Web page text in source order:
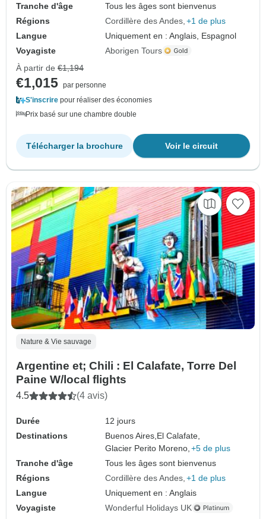
Tranche d'âge
Tous les âges sont bienvenus
Régions
Cordillère des Andes +1 de plus
Langue
Uniquement en : Anglais, Espagnol
Voyagiste
Aborigen Tours
À partir de €1,194
€1,015 par personne
S'inscrire pour réaliser des économies
Prix basé sur une chambre double
Voir le circuit
Télécharger la brochure
Nature & Vie sauvage
Argentine et; Chili : El Calafate, Torre Del
Paine W/local flights
4.5 (4 avis)
Durée
12 jours
Destinations
Buenos Aires, El Calafate,
Glacier Perito Moreno, +5 de plus
Tranche d'âge
Tous les âges sont bienvenus
Régions
Cordillère des Andes +1 de plus
Langue
Uniquement en : Anglais
Voyagiste
Wonderful Holidays UK